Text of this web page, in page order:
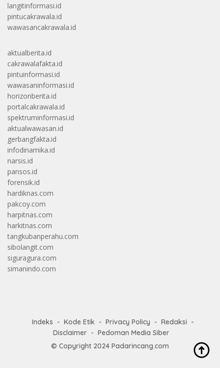
langitinformasi.id
pintucakrawala.id
wawasancakrawala.id
aktualberita.id
cakrawalafakta.id
pintuinformasi.id
wawasaninformasi.id
horizonberita.id
portalcakrawala.id
spektruminformasi.id
aktualwawasan.id
gerbangfakta.id
infodinamika.id
narsis.id
pansos.id
forensik.id
hardiknas.com
pakcoy.com
harpitnas.com
harkitnas.com
tangkubanperahu.com
sibolangit.com
siguragura.com
simanindo.com
Indeks Kode Etik Privacy Policy
Redaksi
Disclaimer
Pedoman Media Siber
© Copyright 2024 Padarincang.com